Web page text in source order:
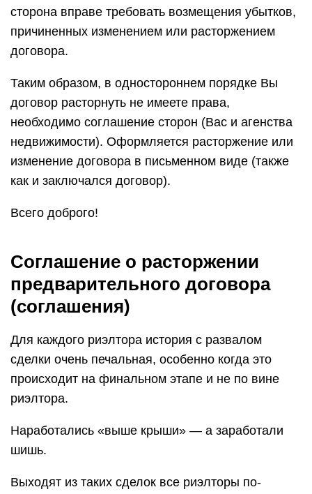
сторона вправе требовать возмещения убытков,
причиненных изменением или расторжением
договора.
Таким образом, в одностороннем порядке Вы
договор расторнуть не имеете права,
необходимо соглашение сторон (Вас и агенства
недвижимости). Оформляется расторжение или
изменение договора в письменном виде (также
как и заключался договор).
Всего доброго!
Соглашение о расторжении
предварительного договора
(соглашения)
Для каждого риэлтора история с развалом
сделки очень печальная, особенно когда это
происходит на финальном этапе и не по вине
риэлтора.
Наработались «выше крыши» — а заработали
шишь.
Выходят из таких сделок все риэлторы по-